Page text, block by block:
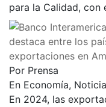
para la Calidad, con
destaca entre los
exportaciones en
Por Prensa
En Economía,
En 2024, las